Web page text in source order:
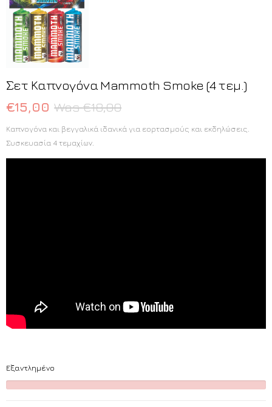
Σετ Καπνογόνα Mammoth Smoke (4 τεμ.)
€18,00
€15,00
Καπνογόνα και βεγγαλικά ιδανικά για εορτασμούς και εκδηλώσεις.
Συσκευασία 4 τεμαχίων.
Εξαντλημένο